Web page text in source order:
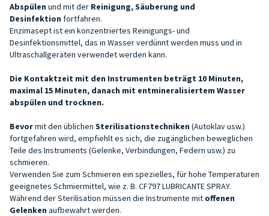
Abspülen und mit der Reinigung, Säuberung und
Desinfektion fortfahren.
Enzimasept ist ein konzentriertes Reinigungs- und
Desinfektionsmittel, das in Wasser verdünnt werden muss und in
Ultraschallgeräten verwendet werden kann.
Die Kontaktzeit mit den Instrumenten beträgt 10 Minuten,
maximal 15 Minuten, danach mit entmineralisiertem Wasser
abspülen und trocknen.
Bevormit den üblichen Sterilisationstechniken (Autoklav usw.)
fortgefahren wird, empfiehlt es sich, die zugänglichen beweglichen
Teile des Instruments (Gelenke, Verbindungen, Federn usw.) zu
schmieren.
Verwenden Sie zum Schmieren ein spezielles, für hohe Temperaturen
geeignetes Schmiermittel, wie z. B. CF797 LUBRICANTE SPRAY.
Während der Sterilisation müssen die Instrumente mit offenen
Gelenken aufbewahrt werden.